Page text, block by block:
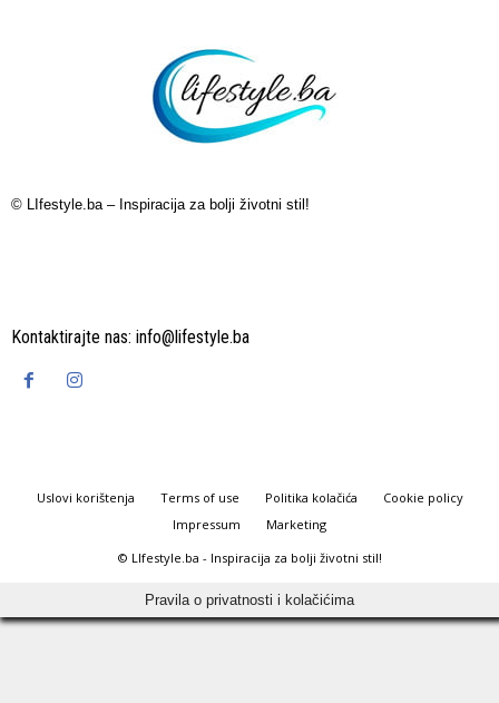
© LIfestyle.ba – Inspiracija za bolji životni stil!
Kontaktirajte nas: info@lifestyle.ba
Uslovi korištenja Terms of use Politika kolačića
Cookie policy
Impressum
Marketing
© LIfestyle.ba - Inspiracija za bolji životni stil!
Pravila o privatnosti i kolačićima